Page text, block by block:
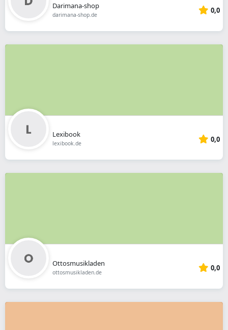
Darimana-shop
darimana-shop.de 0,0
Lexibook
lexibook.de 0,0
Ottosmusikladen
ottosmusikladen.de 0,0